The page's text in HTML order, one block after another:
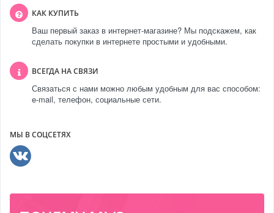
КАК КУПИТЬ
Ваш первый заказ в интернет-магазине? Мы подскажем, как
сделать покупки в интернете простыми и удобными.
ВСЕГДА НА СВЯЗИ
Связаться с нами можно любым удобным для вас способом:
e-mail, телефон, социальные сети.
МЫ В СОЦСЕТЯХ